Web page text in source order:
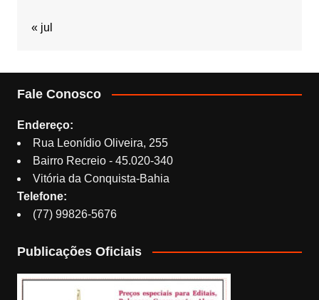
« jul
Fale Conosco
Endereço:
Rua Leonídio Oliveira, 255
Bairro Recreio - 45.020-340
Vitória da Conquista-Bahia
Telefone:
(77) 99826-5676
Publicações Oficiais